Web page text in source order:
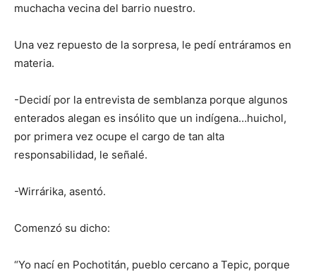
muchacha vecina del barrio nuestro.
Una vez repuesto de la sorpresa, le pedí entráramos en
materia.
-Decidí por la entrevista de semblanza porque algunos
enterados alegan es insólito que un indígena…huichol,
por primera vez ocupe el cargo de tan alta
responsabilidad, le señalé.
-Wirrárika, asentó.
Comenzó su dicho:
“Yo nací en Pochotitán, pueblo cercano a Tepic, porque